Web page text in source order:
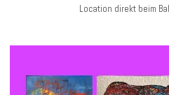
Location direkt beim